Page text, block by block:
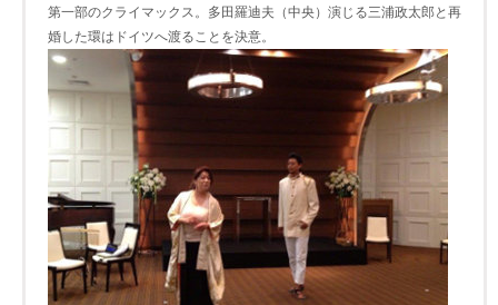
第一部のクライマックス。多田羅迪夫（中央）演じる三浦政太郎と再
婚した環はドイツへ渡ることを決意。